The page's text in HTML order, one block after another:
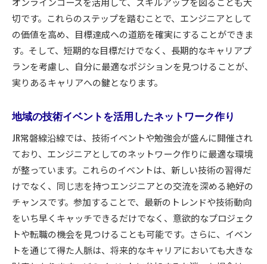
地域の技術者と共同開発するメリット
オンラインとオフラインを活用した関係構築
通勤時間を節約しながらエンジニアとして成長する
ための常磐線快速活用法
仕事と学びを両立させる時間管理術
キャリアアップに役立つ資格取得法
仕事の合間にスキルを磨く方法
生活のリズムを整える通勤習慣
常磐線を活用した自己成長のアイデア
切です。これらのステップを踏むことで、エンジニアとして
の価値を高め、目標達成への道筋を確実にすることができま
す。そして、短期的な目標だけでなく、長期的なキャリアプ
ランを考慮し、自分に最適なポジションを見つけることが、
実りあるキャリアへの鍵となります。
地域の技術イベントを活用したネットワーク作り
JR常磐線沿線では、技術イベントや勉強会が盛んに開催され
ており、エンジニアとしてのネットワーク作りに最適な環境
が整っています。これらのイベントは、新しい技術の習得だ
けでなく、同じ志を持つエンジニアとの交流を深める絶好の
チャンスです。参加することで、最新のトレンドや技術動向
をいち早くキャッチできるだけでなく、意欲的なプロジェク
トや転職の機会を見つけることも可能です。さらに、イベン
トを通じて得た人脈は、将来的なキャリアにおいても大きな